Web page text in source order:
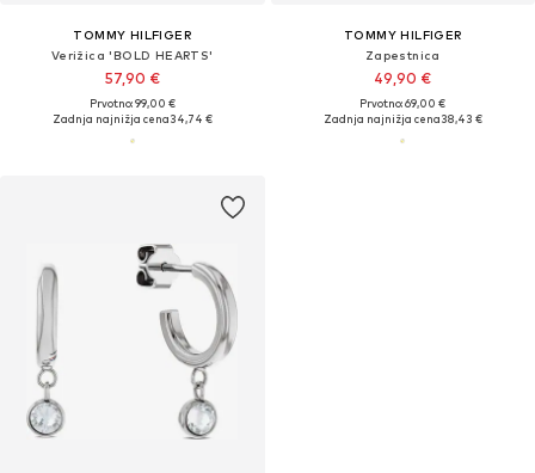
TOMMY HILFIGER
Verižica 'BOLD HEARTS'
57,90 €
Prvotno: 99,00 €
Zadnja najnižja cena34,74 €
TOMMY HILFIGER
Zapestnica
49,90 €
Prvotno: 69,00 €
Zadnja najnižja cena38,43 €